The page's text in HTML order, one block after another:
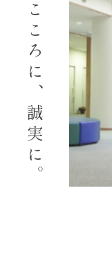
こころに、誠実に。